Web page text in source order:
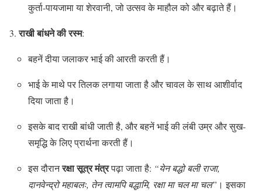
कुर्ता-पायजामा या शेरवानी, जो उत्सव के माहौल को और बढ़ाते हैं।
राखी बांधने की रस्म:
बहनें दीया जलाकर भाई की आरती करती हैं।
भाई के माथे पर तिलक लगाया जाता है और चावल के साथ आशीर्वाद
दिया जाता है।
इसके बाद राखी बांधी जाती है, और बहनें भाई की लंबी उम्र और सुख-
समृद्धि के लिए प्रार्थना करती हैं।
इस दौरानरक्षा सूत्र मंत्रपढ़ा जाता है: “येन बद्धो बली राजा,
दानवेन्द्रो महाबलः, तेन त्वामपि बद्धामि, रक्षा मा चल मा चल” । इसका